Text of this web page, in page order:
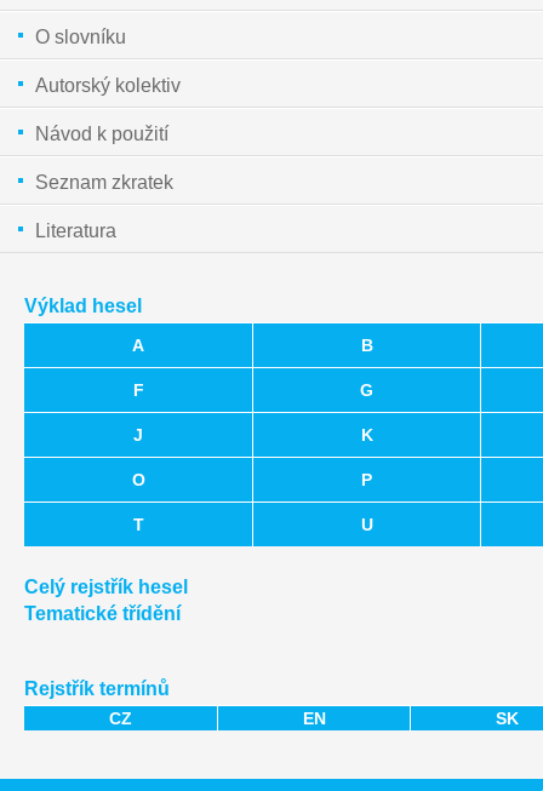
O slovníku
Autorský kolektiv
Návod k použití
Seznam zkratek
Literatura
Výklad hesel
A B
F G
J K
O P
T U
Celý rejstřík hesel
Tematické třídění
Rejstřík termínů
CZ EN SK